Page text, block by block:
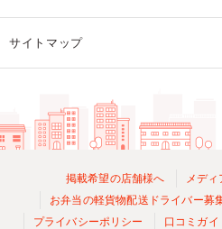
サイトマップ
掲載希望の店舗様へ メデ
お弁当の軽貨物配送ドライバー募
プライバシーポリシー
口コミガイ